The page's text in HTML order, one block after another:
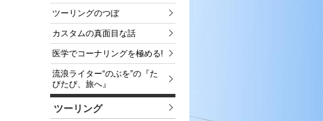
ツーリングのつぼ
カスタムの真面目な話
医学でコーナリングを極める!
流浪ライター“のぶを”の『た
びたび、旅へ』
ツーリング